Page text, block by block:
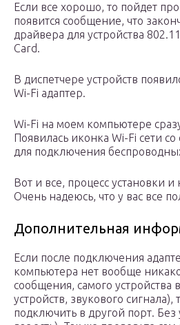
Если все хорошо, то пойдет
появится сообщение, что
драйвера для устройства
Card.
В диспетчере устройств
Wi-Fi адаптер.
Wi-Fi на моем компьютере
Появилась иконка Wi-Fi сети
для подключения
Вот и все, процесс установки
Очень надеюсь, что у вас все
Дополнительная
Если после подключения
компьютера нет вообще
сообщения, самого устройства
устройств, звукового сигнала),
подключить в другой порт. Без